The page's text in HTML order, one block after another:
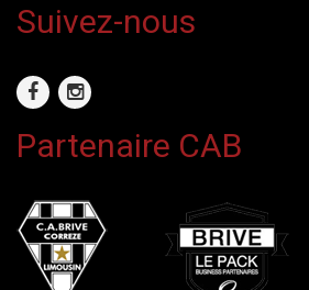
Suivez-nous
Partenaire CAB